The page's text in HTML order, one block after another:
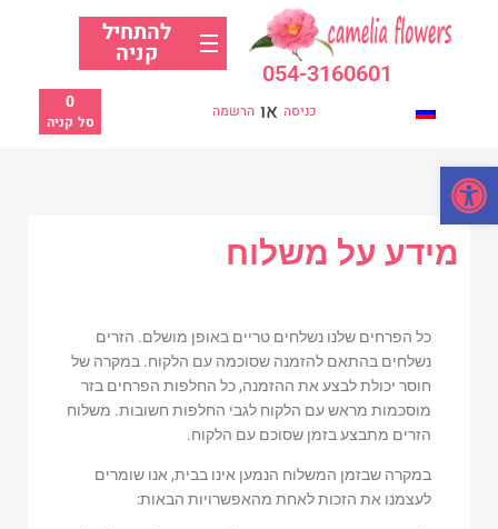
054-3160601
להתחיל
קניה
כניסה או הרשמה
סל קניה
0
מידע על משלוח
כל הפרחים שלנו נשלחים טריים באופן מושלם. הזרים
נשלחים בהתאם להזמנה שסוכמה עם הלקוח. במקרה של
חוסר יכולת לבצע את ההזמנה, כל החלפות הפרחים בזר
מוסכמות מראש עם הלקוח לגבי החלפות חשובות. משלוח
הזרים מתבצע בזמן שסוכם עם הלקוח.
במקרה שבזמן המשלוח הנמען אינו בבית, אנו שומרים
לעצמנו את הזכות לאחת מהאפשרויות הבאות:
פתח סרגל נגישות